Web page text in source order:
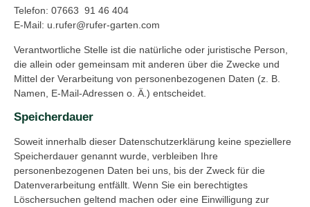
Telefon: 07663 91 46 404
E-Mail: u.rufer@rufer-garten.com
Verantwortliche Stelle ist die natürliche oder juristische Person,
die allein oder gemeinsam mit anderen über die Zwecke und
Mittel der Verarbeitung von personenbezogenen Daten (z. B.
Namen, E-Mail-Adressen o. Ä.) entscheidet.
Speicherdauer
Soweit innerhalb dieser Datenschutzerklärung keine speziellere
Speicherdauer genannt wurde, verbleiben Ihre
personenbezogenen Daten bei uns, bis der Zweck für die
Datenverarbeitung entfällt. Wenn Sie ein berechtigtes
Löschersuchen geltend machen oder eine Einwilligung zur